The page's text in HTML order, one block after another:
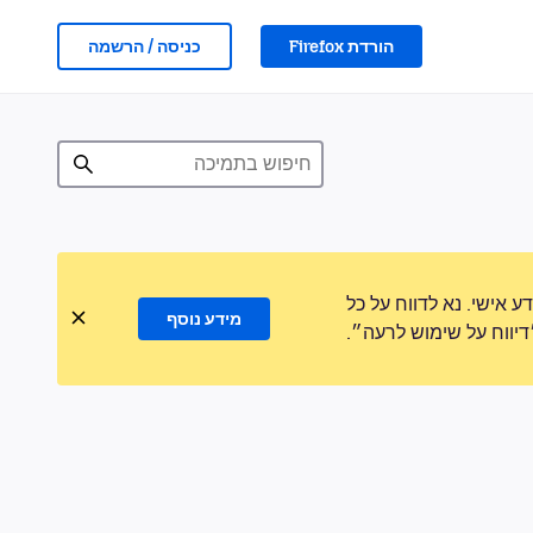
הורדת Firefox כניסה / הרשמה
אישי. נא לדווח על כל
על שימוש לרעה״.
מידע נוסף